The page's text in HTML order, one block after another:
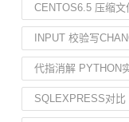
CENTOS6.5 压缩文
INPUT 校验写
代指消解 PYTHON
SQLEXPRESS对比